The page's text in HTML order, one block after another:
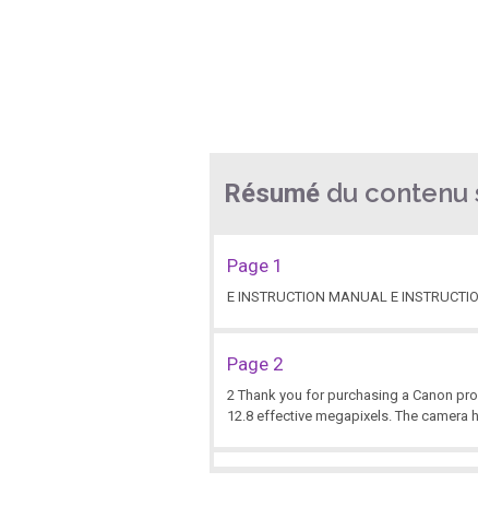
Résumé du contenu
Page 1
E INSTRUCTION MANUAL E
Page 2
2 Thank you for purchasing a Canon
12.8 effective megapixels. The camera